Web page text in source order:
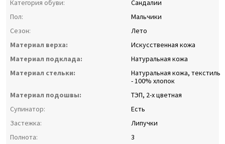
Категория обуви:
Сандалии
Пол:
Мальчики
Сезон:
Лето
Материал верха:
Искусственная кожа
Материал подклада:
Натуральная кожа
Материал стельки:
Натуральная кожа, текстиль
- 100% хлопок
Материал подошвы:
ТЭП, 2-х цветная
Супинатор:
Есть
Застежка:
Липучки
Полнота:
3